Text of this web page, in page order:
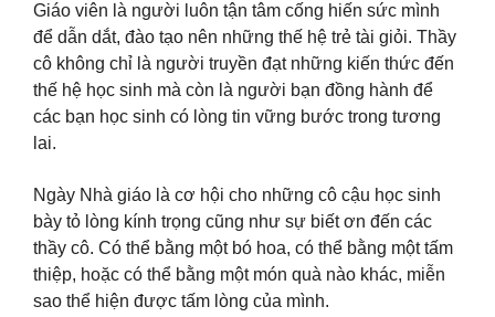
Giáo viên là người luôn tận tâm cống hiến sức mình
để dẫn dắt, đào tạo nên những thế hệ trẻ tài giỏi. Thầy
cô không chỉ là người truyền đạt những kiến thức đến
thế hệ học sinh mà còn là người bạn đồng hành để
các bạn học sinh có lòng tin vững bước trong tương
lai.
Ngày Nhà giáo là cơ hội cho những cô cậu học sinh
bày tỏ lòng kính trọng cũng như sự biết ơn đến các
thầy cô. Có thể bằng một bó hoa, có thể bằng một tấm
thiệp, hoặc có thể bằng một món quà nào khác, miễn
sao thể hiện được tấm lòng của mình.